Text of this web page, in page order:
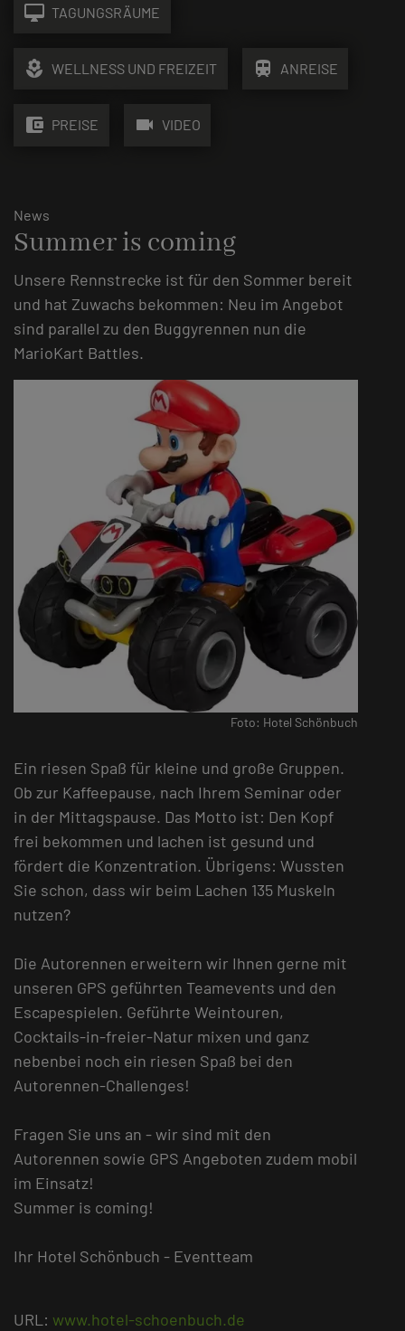
desktop_mac TAGUNGSRÄUME
local_florist WELLNESS UND FREIZEIT train ANREISE
account_balance_wallet PREISE videocam VIDEO
News
Summer is coming
Unsere Rennstrecke ist für den Sommer bereit
und hat Zuwachs bekommen: Neu im Angebot
sind parallel zu den Buggyrennen nun die
MarioKart Battles.
Foto: Hotel Schönbuch
Ein riesen Spaß für kleine und große Gruppen.
Ob zur Kaffeepause, nach Ihrem Seminar oder
in der Mittagspause. Das Motto ist: Den Kopf
frei bekommen und lachen ist gesund und
fördert die Konzentration. Übrigens: Wussten
Sie schon, dass wir beim Lachen 135 Muskeln
nutzen?
Die Autorennen erweitern wir Ihnen gerne mit
unseren GPS geführten Teamevents und den
Escapespielen. Geführte Weintouren,
Cocktails-in-freier-Natur mixen und ganz
nebenbei noch ein riesen Spaß bei den
Autorennen-Challenges!
Fragen Sie uns an - wir sind mit den
Autorennen sowie GPS Angeboten zudem mobil
im Einsatz!
Summer is coming!
Ihr Hotel Schönbuch - Eventteam
URL: www.hotel-schoenbuch.de